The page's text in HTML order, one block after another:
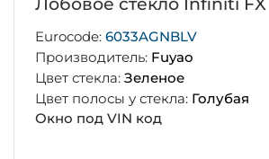
Лобовое стекло Infiniti FX
Eurocode: 6033AGNBLV
Производитель: Fuyao
Цвет стекла: Зеленое
Цвет полосы у стекла: Голубая
Окно под VIN код